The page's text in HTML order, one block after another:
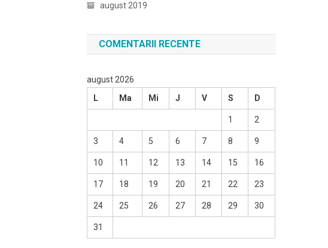
august 2019
COMENTARII RECENTE
august 2026
L
Ma Mi J V S D
1 2
3 4 5 6 7 8 9
10 11 12 13 14 15 16
17 18 19 20 21 22 23
24 25 26 27 28 29 30
31